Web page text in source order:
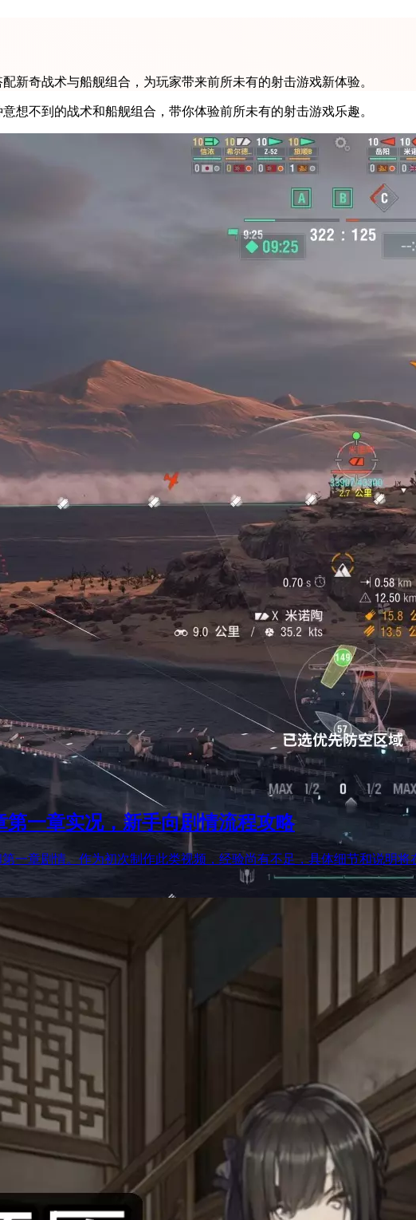
新奇战术与船舰组合，为玩家带来前所未有的射击游戏新体验。
想不到的战术和船舰组合，带你体验前所未有的射击游戏乐趣。
第一章实况，新手向剧情流程攻略
一章剧情。作为初次制作此类视频，经验尚有不足，具体细节和说明